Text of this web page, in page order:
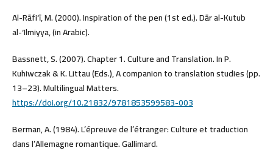
Al-Rāfi‘ī, M. (2000). Inspiration of the pen (1st ed.). Dār al-Kutub
al-‘Ilmiyya, (in Arabic).
Bassnett, S. (2007). Chapter 1. Culture and Translation. In P.
Kuhiwczak & K. Littau (Eds.), A companion to translation studies (pp.
13–23). Multilingual Matters.
https://doi.org/10.21832/9781853599583-003
Berman, A. (1984). L’épreuve de l’étranger: Culture et traduction
dans l’Allemagne romantique. Gallimard.